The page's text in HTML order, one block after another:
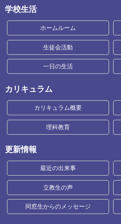
学校生活
ホームルーム
生徒会活動
一日の生活
カリキュラム
カリキュラム概要
理科教育
更新情報
最近の出来事
立教生の声
同窓生からのメッセージ